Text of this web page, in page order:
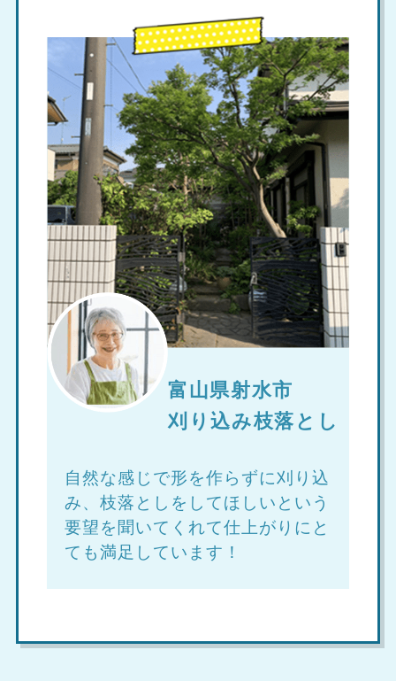
富山県射水市
刈り込み枝落とし
自然な感じで形を作らずに刈り込
み、枝落としをしてほしいという
要望を聞いてくれて仕上がりにと
ても満足しています！